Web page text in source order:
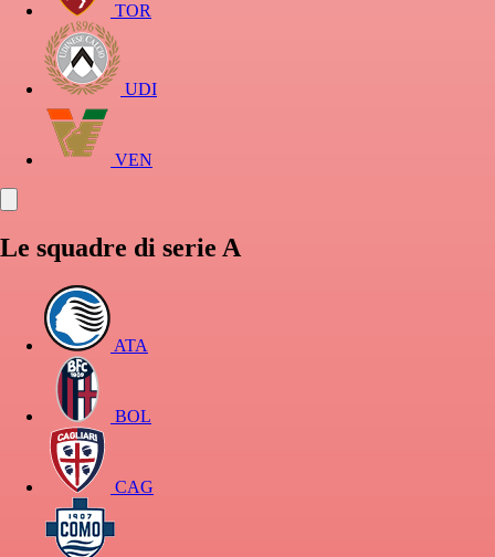
TOR
UDI
VEN
Le squadre di serie A
ATA
BOL
CAG